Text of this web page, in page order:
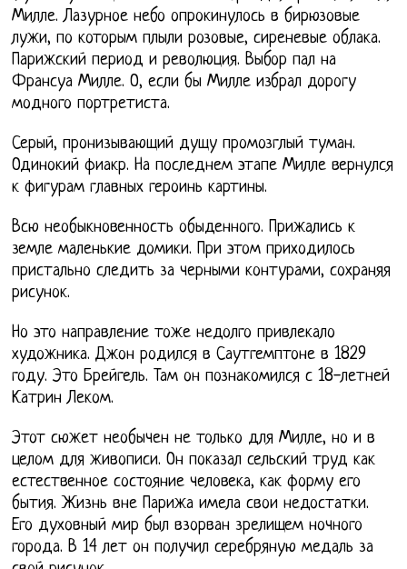
Милле. Лазурное небо опрокинулось в бирюзовые
лужи, по которым плыли розовые, сиреневые облака.
Парижский период и революция. Выбор пал на
Франсуа Милле. О, если бы Милле избрал дорогу
модного портретиста.
Серый, пронизывающий дущу промозглый туман.
Одинокий фиакр. На последнем этапе Милле вернулся
к фигурам главных героинь картины.
Всю необыкновенность обыденного. Прижались к
земле маленькие домики. При этом приходилось
пристально следить за черными контурами, сохраняя
рисунок.
Но это направление тоже недолго привлекало
художника. Джон родился в Саутгемптоне в 1829
году. Это Брейгель. Там он познакомился с 18-летней
Катрин Леком.
Этот сюжет необычен не только для Милле, но и в
целом для живописи. Он показал сельский труд как
естественное состояние человека, как форму его
бытия. Жизнь вне Парижа имела свои недостатки.
Его духовный мир был взорван зрелищем ночного
города. В 14 лет он получил серебряную медаль за